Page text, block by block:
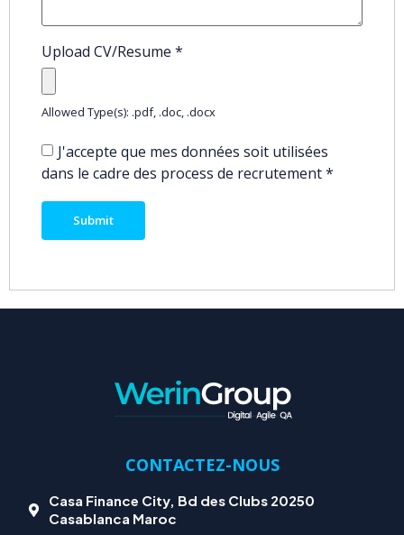
Upload CV/Resume *
Allowed Type(s): .pdf, .doc, .docx
J'accepte que mes données soit utilisées
dans le cadre des process de recrutement*
CONTACTEZ-NOUS
Casa Finance City, Bd des Clubs 20250
Casablanca Maroc